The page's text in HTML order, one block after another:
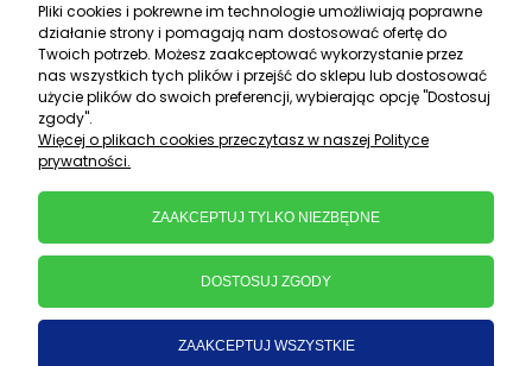
pon.-pt.: 10:00-16:00
sklep@ebratek.pl
Pliki cookies i pokrewne im technologie umożliwiają poprawne
działanie strony i pomagają nam dostosować ofertę do
Twoich potrzeb. Możesz zaakceptować wykorzystanie przez
nas wszystkich tych plików i przejść do sklepu lub dostosować
użycie plików do swoich preferencji, wybierając opcję "Dostosuj
zgody".
Więcej o plikach cookies przeczytasz w naszej Polityce
prywatności.
ZAAKCEPTUJ TYLKO NIEZBĘDNE
DOSTOSUJ ZGODY
ZAAKCEPTUJ WSZYSTKIE